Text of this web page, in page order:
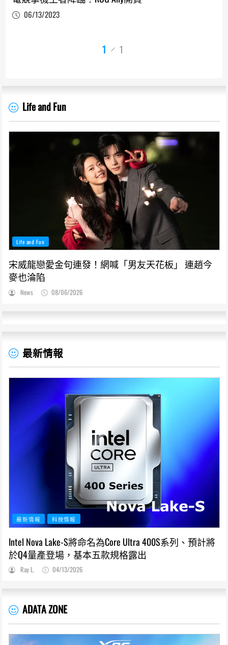
06/13/2023
1 1
Life and Fun
Life and Fun
宋威龍戀愛金句連發！網喊「男友天花板」 連趙今
麥也淪陷
News 08/06/2026
最新情報
最新情報 科技情報
Intel Nova Lake-S將命名為Core Ultra 400S系列、預計將
於Q4量產登場，基本五款規格露出
Ray L. 04/13/2026
ADATA ZONE